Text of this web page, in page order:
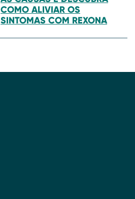
COMO ALIVIAR OS
SINTOMAS COM REXONA